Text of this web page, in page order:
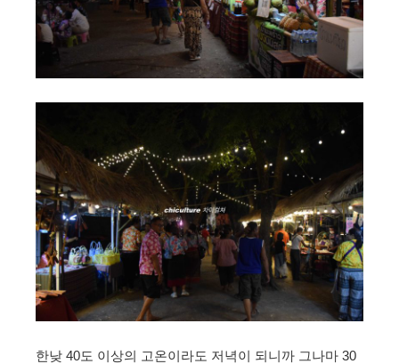
한낮 40도 이상의 고온이라도 저녁이 되니까 그나마 30